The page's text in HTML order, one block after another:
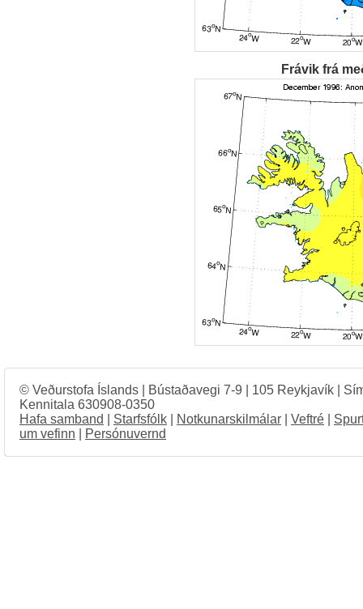
Frávik frá
© Veðurstofa Íslands | Bústaðavegi 7-9 | 105 Reykjavík |
Kennitala 630908-0350
Hafa samband
Starfsfólk Notkunarskilmálar Veftré
um vefinn
Persónuvernd